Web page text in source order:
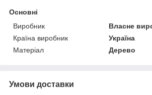
Основні
Виробник
Власне
Країна виробник
Україна
Матеріал
Дерево
Умови доставки